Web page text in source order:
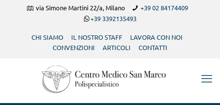
via Simone Martini 22/a, Milano
+39 02 84174409
+39 3392135493
CHI SIAMO IL NOSTRO STAFF
LAVORA CON NOI
CONVENZIONI
ARTICOLI CONTATTI